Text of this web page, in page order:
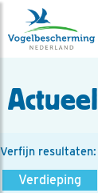
Actueel
Verfijn resultaten:
Verdieping